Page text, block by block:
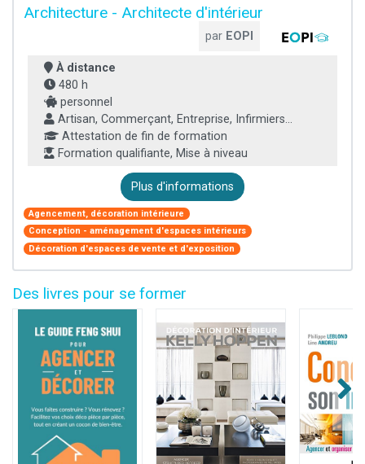
Architecture - Architecte d'intérieur
par EOPI
À distance
480 h
personnel
Artisan, Commerçant, Entreprise, Infirmiers...
Attestation de fin de formation
Formation qualifiante, Mise à niveau
Plus d'informations
Agencement, décoration intérieure
Conception - aménagement d'espaces intérieurs
Décoration d'espaces de vente et d'exposition
Des livres pour se former